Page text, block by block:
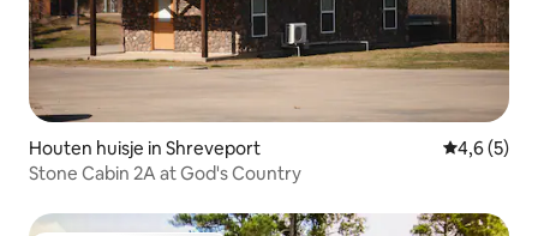
Houten huisje in Shreveport
4,6 (5)
Stone Cabin 2A at God's Country